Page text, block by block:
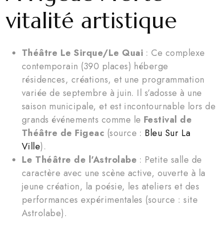
vitalité artistique
Théâtre Le Sirque/Le Quai : Ce complexe
contemporain (390 places) héberge
résidences, créations, et une programmation
variée de septembre à juin. Il s’adosse à une
saison municipale, et est incontournable lors de
grands événements comme le Festival de
Théâtre de Figeac (source : Bleu Sur La
Ville).
Le Théâtre de l’Astrolabe : Petite salle de
caractère avec une scène active, ouverte à la
jeune création, la poésie, les ateliers et des
performances expérimentales (source : site
Astrolabe).